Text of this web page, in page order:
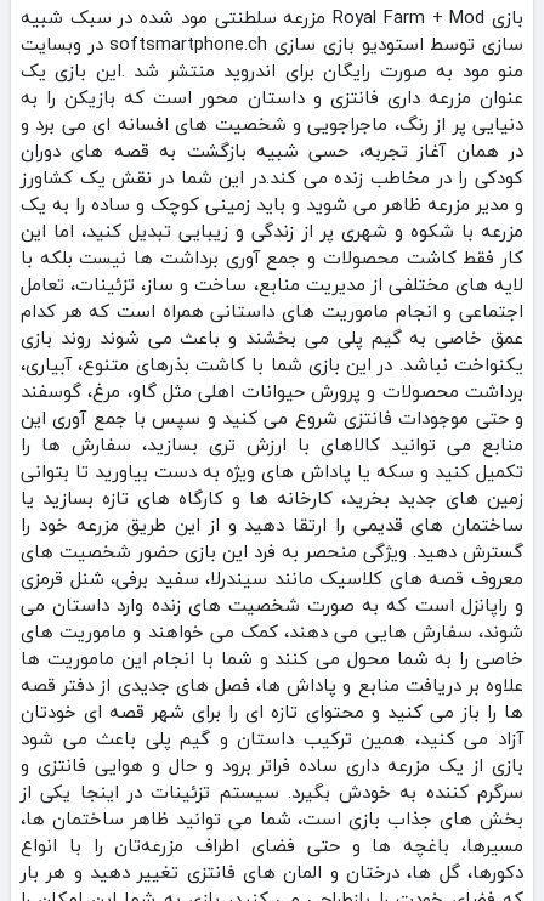
بازی Royal Farm + Mod مزرعه سلطنتی مود شده در سبک شبیه
سازی توسط استودیو بازی سازی softsmartphone.ch‏ در وبسایت
منو مود به صورت رایگان برای اندروید منتشر شد .این بازی یک
عنوان مزرعه‌ داری فانتزی و داستان‌ محور است که بازیکن را به
دنیایی پر از رنگ، ماجراجویی و شخصیت‌ های افسانه‌ ای می‌ برد و
در همان آغاز تجربه، حسی شبیه بازگشت به قصه‌ های دوران
کودکی را در مخاطب زنده می‌ کند.در این شما در نقش یک کشاورز
و مدیر مزرعه ظاهر می‌ شوید و باید زمینی کوچک و ساده را به یک
مزرعه با شکوه و شهری پر از زندگی و زیبایی تبدیل کنید، اما این
کار فقط کاشت محصولات و جمع‌ آوری برداشت‌ ها نیست بلکه با
لایه‌ های مختلفی از مدیریت منابع، ساخت‌ و ساز، تزئینات، تعامل
اجتماعی و انجام ماموریت‌ های داستانی همراه است که هر کدام
عمق خاصی به گیم‌ پلی می‌ بخشند و باعث می‌ شوند روند بازی
یکنواخت نباشد. در این بازی شما با کاشت بذرهای متنوع، آبیاری،
برداشت محصولات و پرورش حیوانات اهلی مثل گاو، مرغ، گوسفند
و حتی موجودات فانتزی شروع می‌ کنید و سپس با جمع‌ آوری این
منابع می‌ توانید کالاهای با ارزش‌ تری بسازید، سفارش‌ ها را
تکمیل کنید و سکه یا پاداش‌ های ویژه به دست بیاورید تا بتوانی
زمین‌ های جدید بخرید، کارخانه‌ ها و کارگاه‌ های تازه بسازید یا
ساختمان‌ های قدیمی را ارتقا دهید و از این طریق مزرعه‌ خود را
گسترش دهید. ویژگی منحصر به‌ فرد این بازی حضور شخصیت‌ های
معروف قصه‌ های کلاسیک مانند سیندرلا، سفید برفی، شنل قرمزی
و راپانزل است که به صورت شخصیت‌ های زنده وارد داستان می‌
شوند، سفارش‌ هایی می‌ دهند، کمک می‌ خواهند و ماموریت‌ های
خاصی را به شما محول می‌ کنند و شما با انجام این ماموریت‌ ها
علاوه بر دریافت منابع و پاداش‌ ها، فصل‌ های جدیدی از دفتر قصه‌
ها را باز می‌ کنید و محتوای تازه‌ ای را برای شهر قصه‌ ای خودتان
آزاد می‌ کنید، همین ترکیب داستان و گیم‌ پلی باعث می‌ شود
بازی از یک مزرعه‌ داری ساده فراتر برود و حال و هوایی فانتزی و
سرگرم‌ کننده به خودش بگیرد. سیستم تزئینات در اینجا یکی از
بخش‌ های جذاب بازی است، شما می‌ توانید ظاهر ساختمان‌ ها،
مسیرها، باغچه‌ ها و حتی فضای اطراف مزرعه‌‌تان را با انواع
دکورها، گل‌ ها، درختان و المان‌ های فانتزی تغییر دهید و هر بار